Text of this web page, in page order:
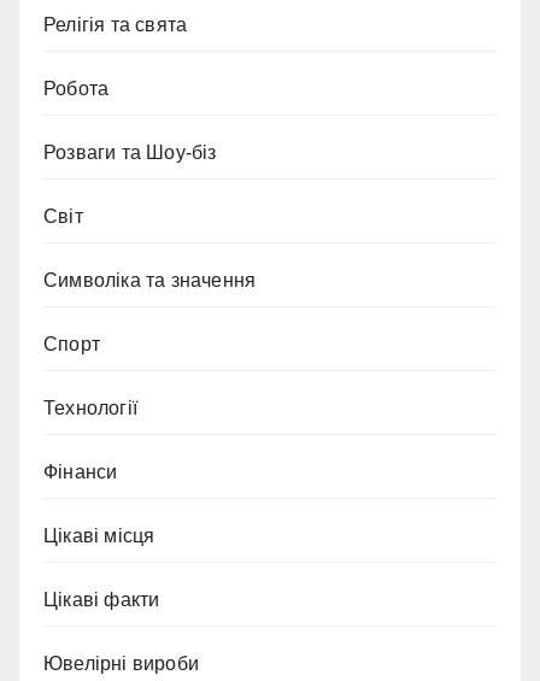
Релігія та свята
Робота
Розваги та Шоу-біз
Світ
Символіка та значення
Спорт
Технології
Фінанси
Цікаві місця
Цікаві факти
Ювелірні вироби